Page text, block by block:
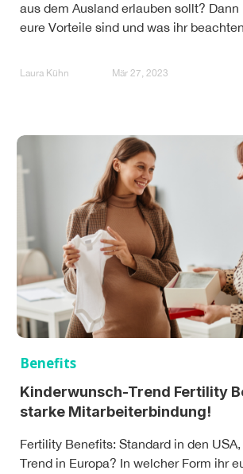
aus dem Ausland erlauben sollt? Dann
eure Vorteile sind und was ihr
Laura Kühn Mär 27, 2023
Benefits
Kinderwunsch-Trend Fertility
starke Mitarbeiterbindung!
Fertility Benefits: Standard in den
Trend in Europa? In welcher Form ihr